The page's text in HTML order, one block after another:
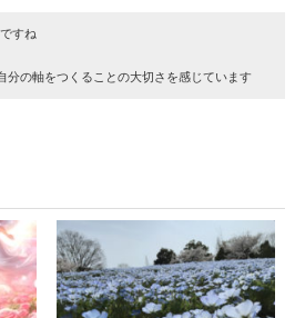
すね
分の軸をつくることの大切さを感じています